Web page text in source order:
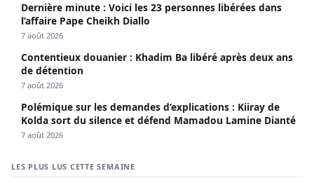
Dernière minute : Voici les 23 personnes libérées dans
l’affaire Pape Cheikh Diallo
7 août 2026
Contentieux douanier : Khadim Ba libéré après deux ans
de détention
7 août 2026
Polémique sur les demandes d’explications : Kiiray de
Kolda sort du silence et défend Mamadou Lamine Dianté
7 août 2026
LES PLUS LUS CETTE SEMAINE